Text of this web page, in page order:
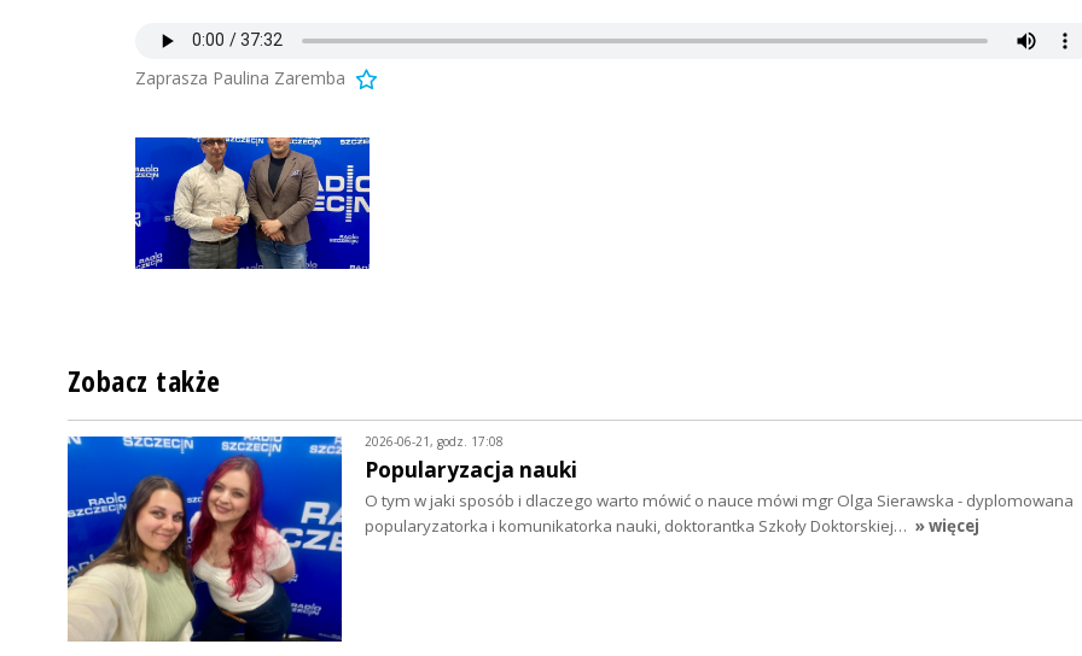
Zaprasza Paulina Zaremba
Zobacz także
2026-06-21, godz. 17:08
Popularyzacja nauki
O tym w jaki sposób i dlaczego warto mówić o nauce mówi mgr Olga Sierawska - dyplomowana
popularyzatorka i komunikatorka nauki, doktorantka Szkoły Doktorskiej… » więcej